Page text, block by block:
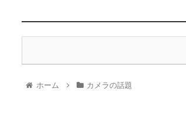
ホーム カメラの話題